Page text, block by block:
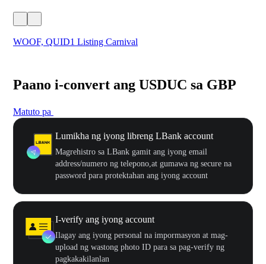
WOOF, QUID1 Listing Carnival
Paano i-convert ang USDUC sa GBP
Matuto pa
Lumikha ng iyong libreng LBank account
Magrehistro sa LBank gamit ang iyong email
address/numero ng telepono,at gumawa ng secure na
password para protektahan ang iyong account
I-verify ang iyong account
Ilagay ang iyong personal na impormasyon at mag-
upload ng wastong photo ID para sa pag-verify ng
pagkakakilanlan